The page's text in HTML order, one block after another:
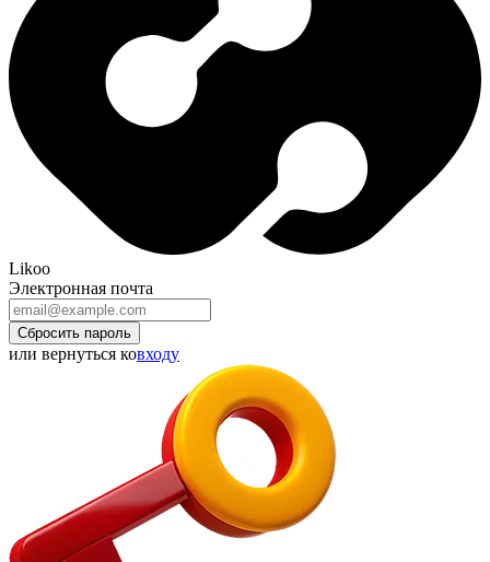
Likoo
Электронная почта
Сбросить пароль
или вернуться ковходу